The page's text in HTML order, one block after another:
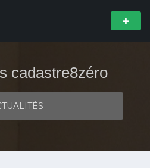
cadastre8zéro